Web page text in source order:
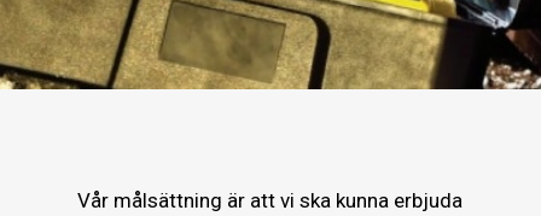
Vår målsättning är att vi ska kunna erbjuda